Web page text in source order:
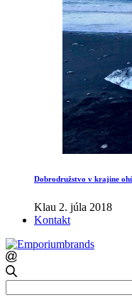
Dobrodružstvo v krajine
Klau 2. júla 2018
Kontakt
for: